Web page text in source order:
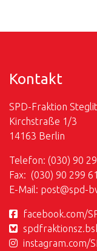
Kontakt
SPD-Fraktion
Kirchstraße 1/3
14163 Berlin
Telefon: (030) 90
Fax: (030) 90 299
E-Mail: post@spd-
facebook.com/
instagram.com/